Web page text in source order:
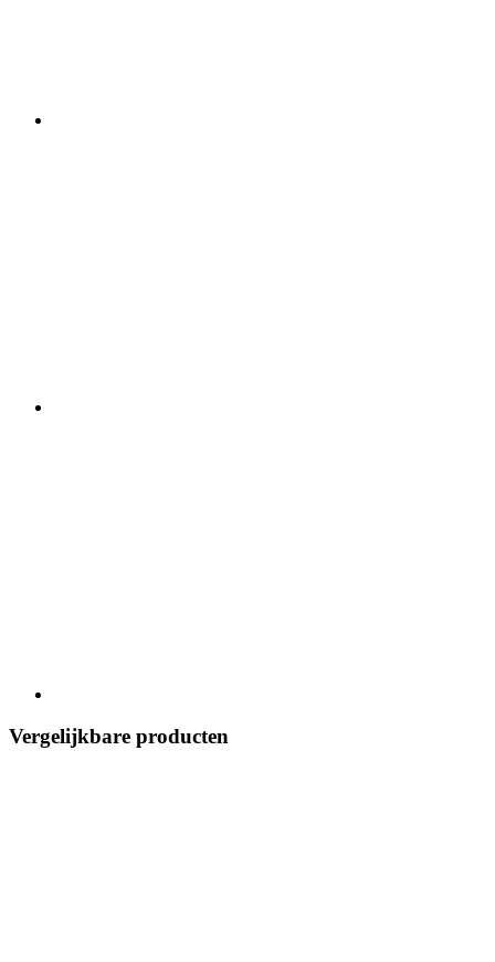
Vergelijkbare producten